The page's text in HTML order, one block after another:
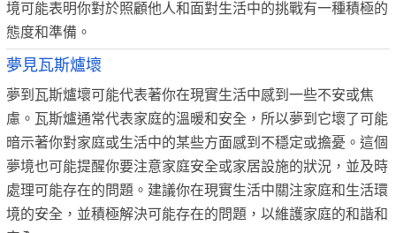
境可能表明你對於照顧他人和面對生活中的挑戰有一種積極的
態度和準備。
夢見瓦斯爐壞
夢到瓦斯爐壞可能代表著你在現實生活中感到一些不安或焦
慮。瓦斯爐通常代表家庭的溫暖和安全，所以夢到它壞了可能
暗示著你對家庭或生活中的某些方面感到不穩定或擔憂。這個
夢境也可能提醒你要注意家庭安全或家居設施的狀況，並及時
處理可能存在的問題。建議你在現實生活中關注家庭和生活環
境的安全，並積極解決可能存在的問題，以維護家庭的和諧和